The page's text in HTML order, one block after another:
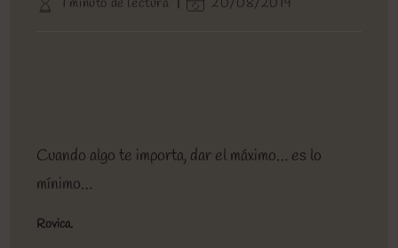
entrada:
entrada:
la
1 minuto de lectura 20/08/2019
Cuando algo te importa, dar el máximo… es lo
mínimo…
Rovica.